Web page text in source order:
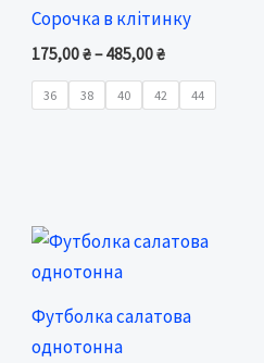
Сорочка в клітинку
175,00₴– 485,00₴
through
485,00 ₴
36 38 40 42 44
Футболка салатова
однотонна
Price
145,00 ₴